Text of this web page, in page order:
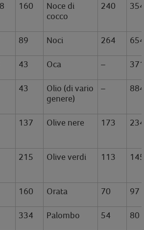
160
Noce di
cocco
240
89 Noci 264
43 Oca –
43
Olio (di vario
genere)
–
137 Olive nere 173
215 Olive verdi 113
160 Orata 70 97
334 Palombo 54 80